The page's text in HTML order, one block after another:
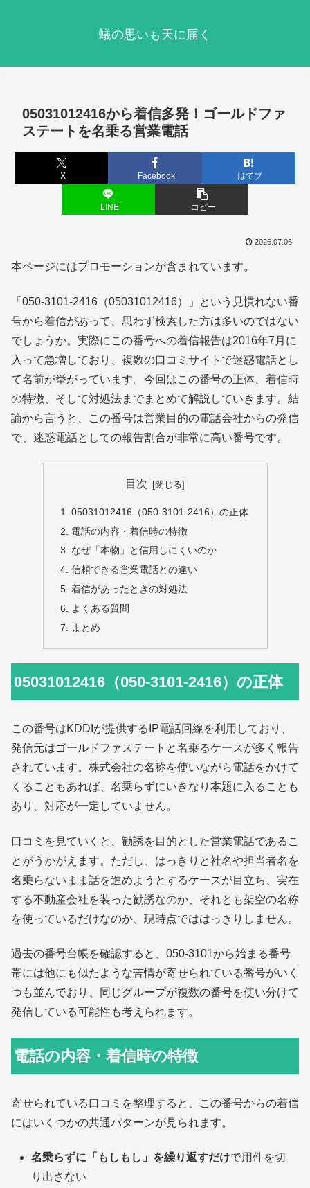
蟻の思いも天に届く
05031012416から着信多発！ゴールドファ
ステートを名乗る営業電話
X Facebook はてブ
LINE コピー
2026.07.06
本ページにはプロモーションが含まれています。
「050-3101-2416（05031012416）」という見慣れない番
号から着信があって、思わず検索した方は多いのではない
でしょうか。実際にこの番号への着信報告は2016年7月に
入って急増しており、複数の口コミサイトで迷惑電話とし
て名前が挙がっています。今回はこの番号の正体、着信時
の特徴、そして対処法までまとめて解説していきます。結
論から言うと、この番号は営業目的の電話会社からの発信
で、迷惑電話としての報告割合が非常に高い番号です。
目次
05031012416（050-3101-2416）の正体
電話の内容・着信時の特徴
なぜ「本物」と信用しにくいのか
信頼できる営業電話との違い
着信があったときの対処法
よくある質問
まとめ
05031012416（050-3101-2416）の正体
この番号はKDDIが提供するIP電話回線を利用しており、
発信元はゴールドファステートと名乗るケースが多く報告
されています。株式会社の名称を使いながら電話をかけて
くることもあれば、名乗らずにいきなり本題に入ることも
あり、対応が一定していません。
口コミを見ていくと、勧誘を目的とした営業電話であるこ
とがうかがえます。ただし、はっきりと社名や担当者名を
名乗らないまま話を進めようとするケースが目立ち、実在
する不動産会社を装った勧誘なのか、それとも架空の名称
を使っているだけなのか、現時点でははっきりしません。
過去の番号台帳を確認すると、050-3101から始まる番号
帯には他にも似たような苦情が寄せられている番号がいく
つも並んでおり、同じグループが複数の番号を使い分けて
発信している可能性も考えられます。
電話の内容・着信時の特徴
寄せられている口コミを整理すると、この番号からの着信
にはいくつかの共通パターンが見られます。
名乗らずに「もしもし」を繰り返すだけで用件を切
り出さない